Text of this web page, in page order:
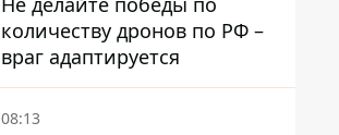
количеству дронов по РФ –
враг адаптируется
08:13